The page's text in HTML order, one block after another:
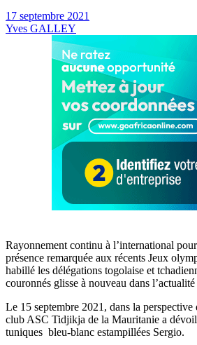
17 septembre 2021
Yves GALLEY
Rayonnement continu à l’international
présence remarquée aux récents Jeux
habillé les délégations togolaise et
couronnés glisse à nouveau dans
Le 15 septembre 2021, dans la
club ASC Tidjikja de la Mauritanie a
tuniques bleu-blanc estampillées Sergio.